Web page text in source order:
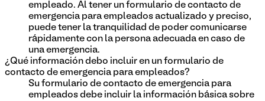
empleado. Al tener un formulario de contacto de
emergencia para empleados actualizado y preciso,
puede tener la tranquilidad de poder comunicarse
rápidamente con la persona adecuada en caso de
una emergencia.
¿Qué información debo incluir en un formulario de
contacto de emergencia para empleados?
Su formulario de contacto de emergencia para
empleados debe incluir la información básica sobre